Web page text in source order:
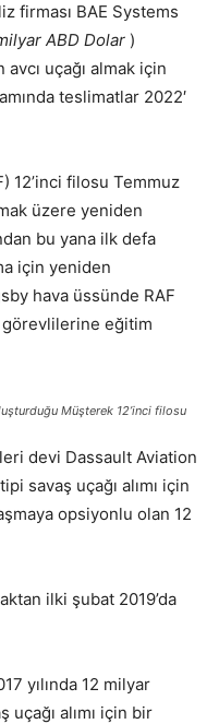
firması BAE Systems
ABD Dolar )
uçağı almak için
teslimatlar 2022′
12’inci filosu Temmuz
üzere yeniden
bu yana ilk defa
için yeniden
hava üssünde RAF
görevlilerine eğitim
Müşterek 12’inci filosu
devi Dassault Aviation
savaş uçağı alımı için
opsiyonlu olan 12
ilki şubat 2019’da
yılında 12 milyar
uçağı alımı için bir